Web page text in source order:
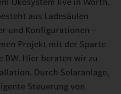
aus Ladesäulen
und Konfigurationen –
Projekt mit der Sparte
Hier beraten wir zu
Durch Solaranlage,
Steuerung von